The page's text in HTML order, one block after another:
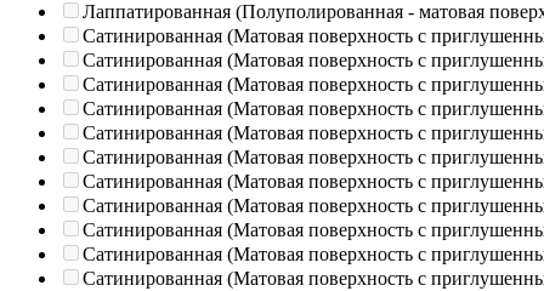
Лаппатированная (Полуполированная - матовая
Сатинированная (Матовая поверхность с
Сатинированная (Матовая поверхность с
Сатинированная (Матовая поверхность с
Сатинированная (Матовая поверхность с
Сатинированная (Матовая поверхность с
Сатинированная (Матовая поверхность с
Сатинированная (Матовая поверхность с
Сатинированная (Матовая поверхность с
Сатинированная (Матовая поверхность с
Сатинированная (Матовая поверхность с
Сатинированная (Матовая поверхность с